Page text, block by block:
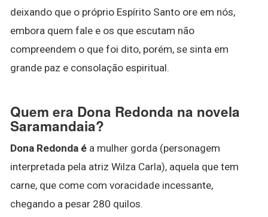
deixando que o próprio Espírito Santo ore em nós,
embora quem fale e os que escutam não
compreendem o que foi dito, porém, se sinta em
grande paz e consolação espiritual.
Quem era Dona Redonda na novela
Saramandaia?
Dona Redonda é a mulher gorda (personagem
interpretada pela atriz Wilza Carla), aquela que tem
carne, que come com voracidade incessante,
chegando a pesar 280 quilos.